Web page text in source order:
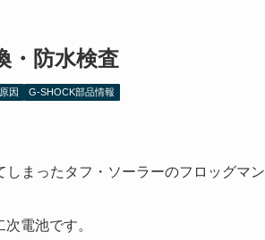
・防水検査
因 G-SHOCK部品情報
まったタフ・ソーラーのフロッグマン
電池です。